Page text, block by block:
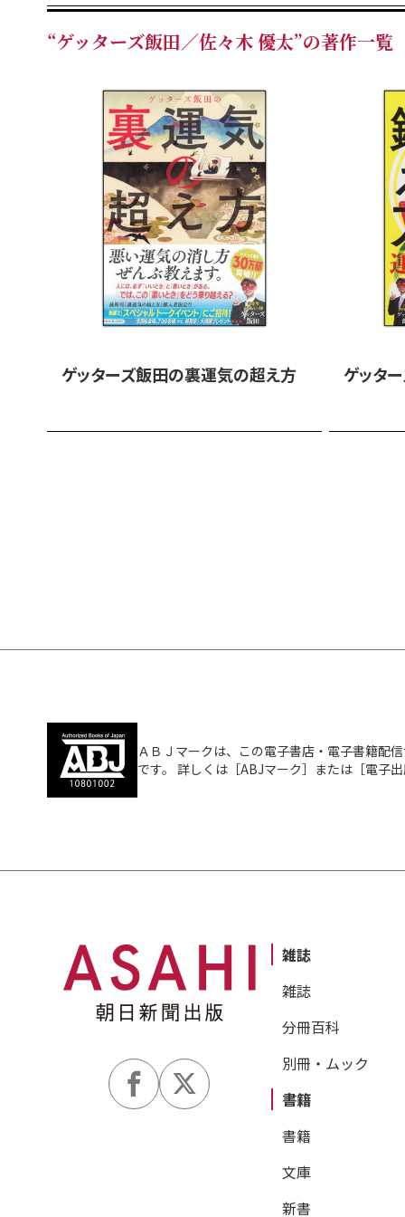
“ゲッターズ飯田／佐々木 優太”の著作一覧
ゲッターズ飯田の裏運気の超え方 ゲッタ
ＡＢＪマークは、この電子書店・電子書籍配
です。 詳しくは［ABJマーク］または［電子
雑誌
雑誌
分冊百科
別冊・ムック
書籍
書籍
文庫
新書